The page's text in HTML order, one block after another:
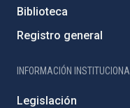
Biblioteca
Registro general
INFORMACIÓN INSTITUCIONAL
Legislación